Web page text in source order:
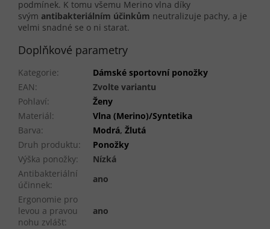
podmínek. K tomu všemu Merino vlna díky
svým antibakteriálním účinkům neutralizuje pachy, a je
velmi snadné se o ni starat.
Doplňkové parametry
Kategorie:
Dámské sportovní ponožky
EAN:
Zvolte variantu
Pohlaví:
Ženy
Materiál:
Vlna (Merino)/Syntetika
Barva: Modrá, Žlutá
Druh produktu:
Ponožky
Výška ponožky:
Nízká
Antibakteriální
účinnek:
ano
Ergonomie pro
levou a pravou
nohu zvlášť:
ano